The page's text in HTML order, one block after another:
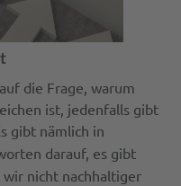
die Frage, warum
ist, jedenfalls gibt
gibt nämlich in
darauf, es gibt
nicht nachhaltiger